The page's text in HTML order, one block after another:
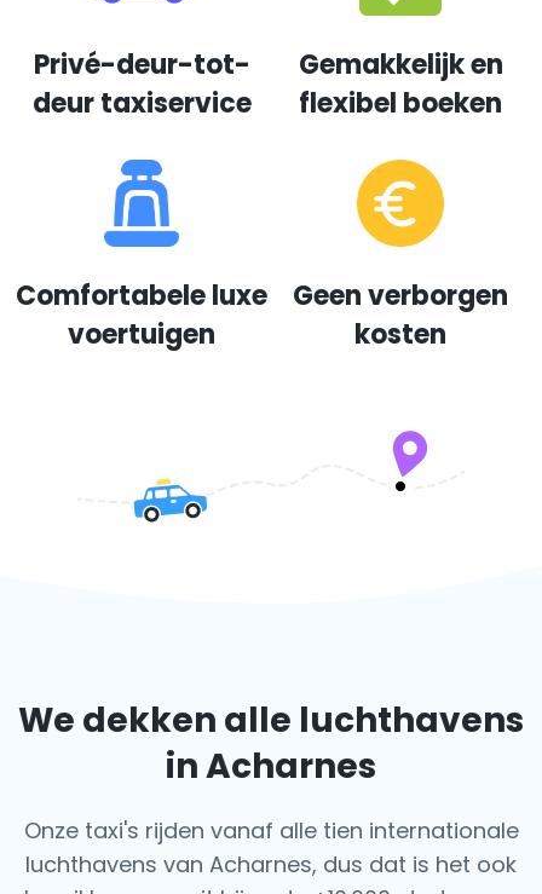
Privé-deur-tot-
deur taxiservice
Gemakkelijk en
flexibel boeken
Comfortabele luxe
voertuigen
Geen verborgen
kosten
We dekken alle luchthavens
in Acharnes
Onze taxi's rijden vanaf alle tien internationale
luchthavens van Acharnes, dus dat is het ook